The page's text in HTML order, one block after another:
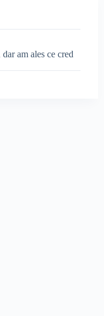
am ales ce cred